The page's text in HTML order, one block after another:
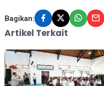
Bagikan:
Artikel Terkait